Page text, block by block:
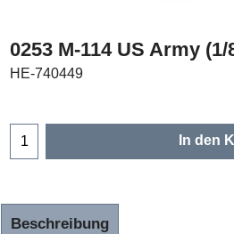
0253 M-114 US Army (1/
HE-740449
In den
Beschreibung